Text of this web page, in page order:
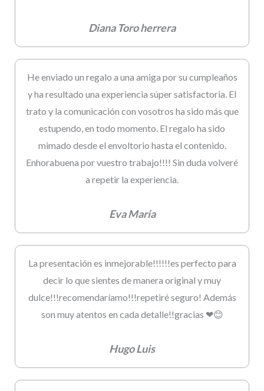
Diana Toro herrera
He enviado un regalo a una amiga por su cumpleaños
y ha resultado una experiencia súper satisfactoria. El
trato y la comunicación con vosotros ha sido más que
estupendo, en todo momento. El regalo ha sido
mimado desde el envoltorio hasta el contenido.
Enhorabuena por vuestro trabajo!!!! Sin duda volveré
a repetir la experiencia.
Eva Maria
La presentación es inmejorable!!!!!!es perfecto para
decir lo que sientes de manera original y muy
dulce!!!recomendaríamo!!!repetiré seguro! Además
son muy atentos en cada detalle!!gracias ❤😊
Hugo Luis